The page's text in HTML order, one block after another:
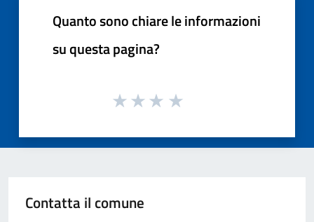
Quanto sono chiare le informazioni
su questa pagina?
Contatta il comune